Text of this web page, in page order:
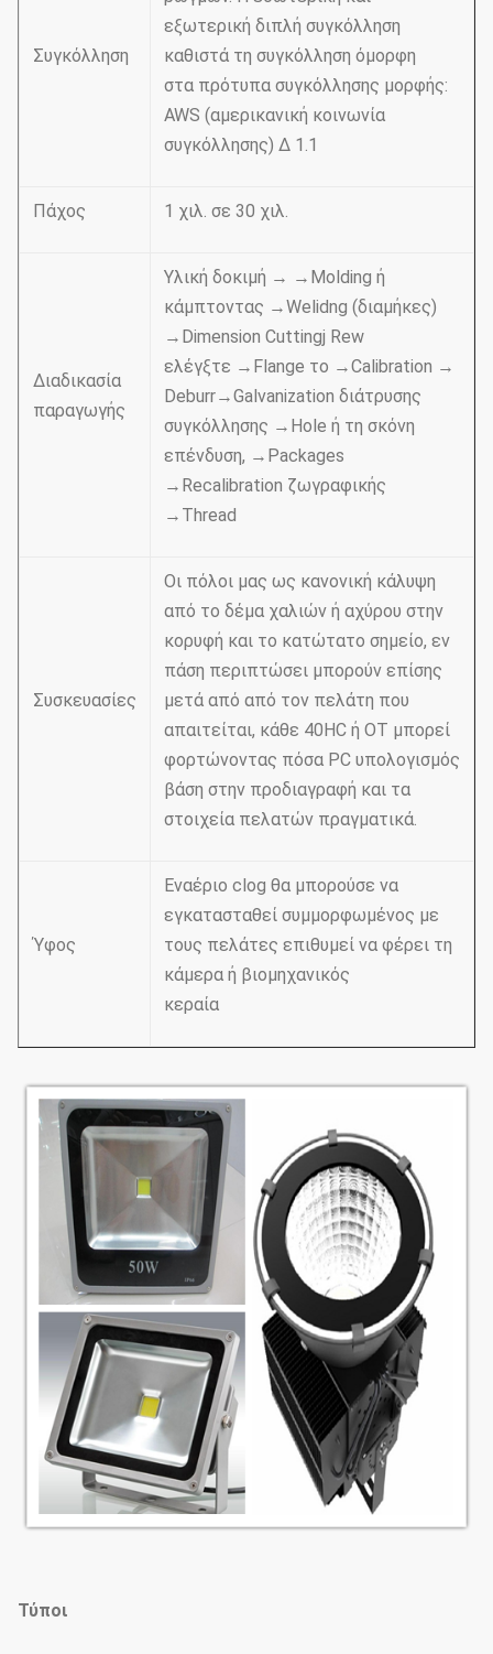
Συγκόλληση
εξωτερική διπλή συγκόλληση
καθιστά τη συγκόλληση όμορφη
στα πρότυπα συγκόλλησης μορφής:
AWS (αμερικανική κοινωνία
συγκόλλησης) Δ 1.1
Πάχος 1 χιλ. σε 30 χιλ.
Διαδικασία
παραγωγής
Υλική δοκιμή → →Molding ή
κάμπτοντας →Welidng (διαμήκες)
→Dimension Cuttingj Rew
ελέγξτε →Flange το →Calibration →
Deburr→Galvanization διάτρυσης
συγκόλλησης →Hole ή τη σκόνη
επένδυση, →Packages
→Recalibration ζωγραφικής
→Thread
Συσκευασίες
Οι πόλοι μας ως κανονική κάλυψη
από το δέμα χαλιών ή αχύρου στην
κορυφή και το κατώτατο σημείο, εν
πάση περιπτώσει μπορούν επίσης
μετά από από τον πελάτη που
απαιτείται, κάθε 40HC ή OT μπορεί
φορτώνοντας πόσα PC υπολογισμός
βάση στην προδιαγραφή και τα
στοιχεία πελατών πραγματικά.
Ύφος
Εναέριο clog θα μπορούσε να
εγκατασταθεί συμμορφωμένος με
τους πελάτες επιθυμεί να φέρει τη
κάμερα ή βιομηχανικός
κεραία
Τύποι